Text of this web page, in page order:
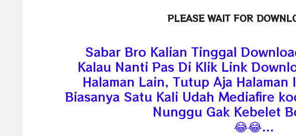
PLEASE WAIT FOR
Sabar Bro Kalian Tinggal
Kalau Nanti Pas Di Klik Link
Halaman Lain, Tutup Aja
Biasanya Satu Kali Udah Mediafire
Nunggu Gak Kebelet
😂😂...